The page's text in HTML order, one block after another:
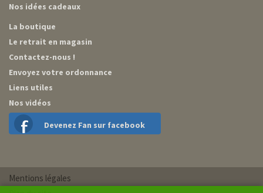
Nos idées cadeaux
La boutique
Le retrait en magasin
Contactez-nous !
Envoyez votre ordonnance
Liens utiles
Nos vidéos
Devenez Fan sur facebook
Mentions légales